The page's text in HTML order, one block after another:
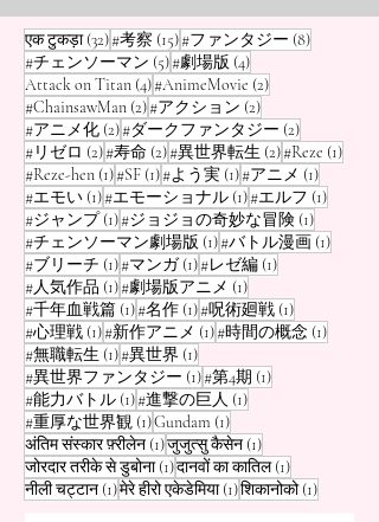
है। वह जीन किर्स्टीन (Je
एक टुकड़ा (32)32 पोस्ट
#考察 (15)15 पोस्ट
#ファンタジー (8)8 पोस्ट
#チェンソーマン (5)5 पोस्ट
#劇場版 (4)4 पोस्ट
Attack on Titan (4)4 पोस्ट
#AnimeMovie (2)2 पोस्ट
#ChainsawMan (2)2 पोस्ट
#アクション (2)2 पोस्ट
#アニメ化 (2)2 पोस्ट
#ダークファンタジー (2)2 पोस्ट
#リゼロ (2)2 पोस्ट
#寿命 (2)2 पोस्ट
#異世界転生 (2)2 पोस्ट
#Reze (1)1 पोस्ट
#Reze-hen (1)1 पोस्ट
#SF (1)1 पोस्ट
#よう実 (1)1 पोस्ट
#アニメ (1)1 पोस्ट
#エモい (1)1 पोस्ट
#エモーショナル (1)1 पोस्ट
#エルフ (1)1 पोस्ट
#ジャンプ (1)1 पोस्ट
#ジョジョの奇妙な冒険 (1)1 पोस्ट
#チェンソーマン劇場版 (1)1 पोस्ट
#バトル漫画 (1)1 पोस्ट
#ブリーチ (1)1 पोस्ट
#マンガ (1)1 पोस्ट
#レゼ編 (1)1 पोस्ट
#人気作品 (1)1 पोस्ट
#劇場版アニメ (1)1 पोस्ट
#千年血戦篇 (1)1 पोस्ट
#名作 (1)1 पोस्ट
#呪術廻戦 (1)1 पोस्ट
#心理戦 (1)1 पोस्ट
#新作アニメ (1)1 पोस्ट
#時間の概念 (1)1 पोस्ट
#無職転生 (1)1 पोस्ट
#異世界 (1)1 पोस्ट
#異世界ファンタジー (1)1 पोस्ट
#第4期 (1)1 पोस्ट
#能力バトル (1)1 पोस्ट
#進撃の巨人 (1)1 पोस्ट
#重厚な世界観 (1)1 पोस्ट
Gundam (1)1 पोस्ट
अंतिम संस्कार फ़्रीलेन (1)1 पोस्ट
जुजुत्सु कैसेन (1)1 पोस्ट
जोरदार तरीके से डुबोना (1)1 पोस्ट
दानवों का कातिल (1)1 पोस्ट
नीली चट्टान (1)1 पोस्ट
मेरे हीरो एकेडेमिया (1)1 पोस्ट
शिकानोको (1)1 पोस्ट